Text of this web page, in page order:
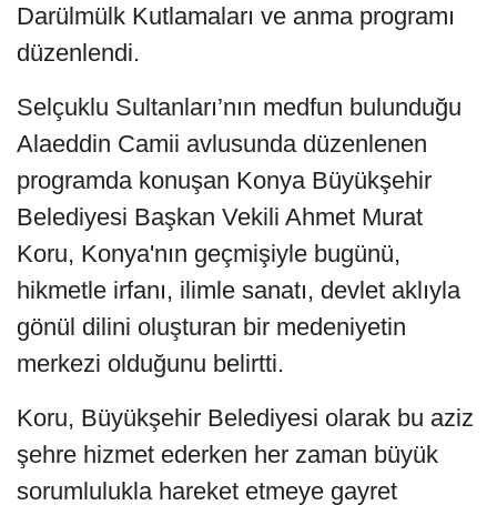
Darülmülk Kutlamaları ve anma programı
düzenlendi.
Selçuklu Sultanları’nın medfun bulunduğu
Alaeddin Camii avlusunda düzenlenen
programda konuşan Konya Büyükşehir
Belediyesi Başkan Vekili Ahmet Murat
Koru, Konya'nın geçmişiyle bugünü,
hikmetle irfanı, ilimle sanatı, devlet aklıyla
gönül dilini oluşturan bir medeniyetin
merkezi olduğunu belirtti.
Koru, Büyükşehir Belediyesi olarak bu aziz
şehre hizmet ederken her zaman büyük
sorumlulukla hareket etmeye gayret